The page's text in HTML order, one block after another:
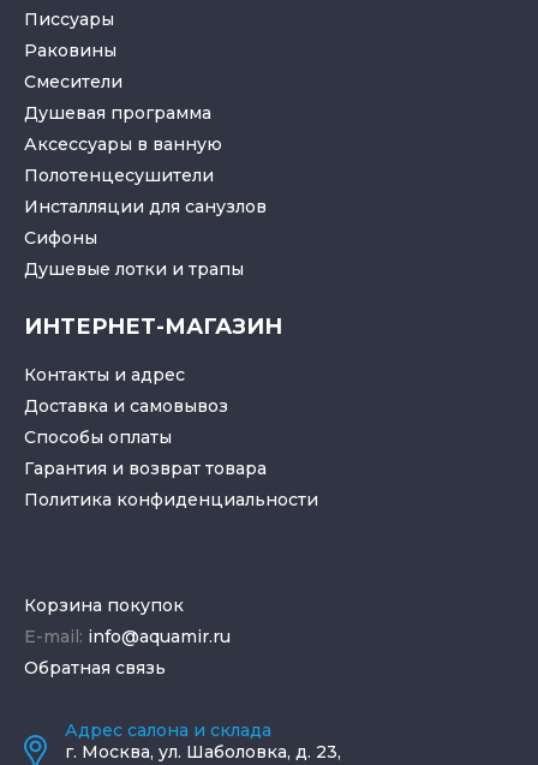
Писсуары
Раковины
Смесители
Душевая программа
Аксессуары в ванную
Полотенцесушители
Инсталляции для санузлов
Cифоны
Душевые лотки и трапы
ИНТЕРНЕТ-МАГАЗИН
Контакты и адрес
Доставка и самовывоз
Способы оплаты
Гарантия и возврат товара
Политика конфиденциальности
Корзина покупок
E-mail: info@aquamir.ru
Обратная связь
Адрес салона и склада
г. Москва, ул. Шаболовка, д. 23,